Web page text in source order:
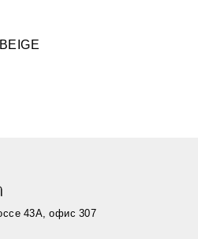
43А, офис 307